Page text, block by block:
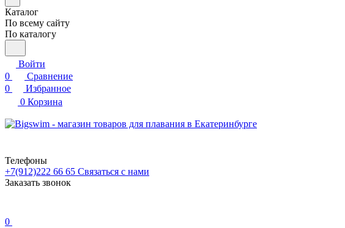
Каталог
По всему сайту
По каталогу
Войти
0
Сравнение
0
Избранное
0 Корзина
Телефоны
+7(912)222 66 65 Связаться с нами
Заказать звонок
0